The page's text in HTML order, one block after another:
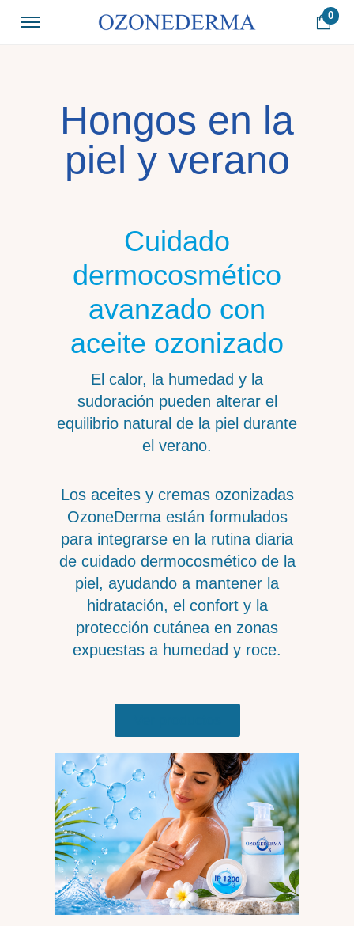
0
Hongos en la
piel y verano
Cuidado
dermocosmético
avanzado con
aceite ozonizado
El calor, la humedad y la
sudoración pueden alterar el
equilibrio natural de la piel durante
el verano.
Los aceites y cremas ozonizadas
OzoneDerma están formulados
para integrarse en la rutina diaria
de cuidado dermocosmético de la
piel, ayudando a mantener la
hidratación, el confort y la
protección cutánea en zonas
expuestas a humedad y roce.